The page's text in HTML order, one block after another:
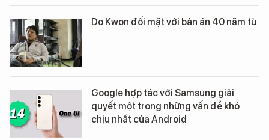
Do Kwon đối mặt với bản án 40 năm tù
Google hợp tác với Samsung giải
quyết một trong những vấn đề khó
chịu nhất của Android